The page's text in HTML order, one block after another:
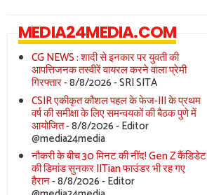
MEDIA24MEDIA.COM
CG NEWS : शादी से इनकार पर युवती की
आपत्तिजनक तस्वीरें वायरल करने वाला प्रेमी
गिरफ्तार- 8/8/2026- SRI SITA
CSIR एकीकृत कौशल पहल के फेज-III के प्रथम
वर्ष की समीक्षा के लिए समन्वयकों की बैठक पुणे में
आयोजित- 8/8/2026- Editor
@media24media
नौकरी के बीच 30 मिनट की नींद! Gen Z कैंडिडेट
की डिमांड सुनकर IITian फाउंडर भी रह गए
हैरान- 8/8/2026- Editor